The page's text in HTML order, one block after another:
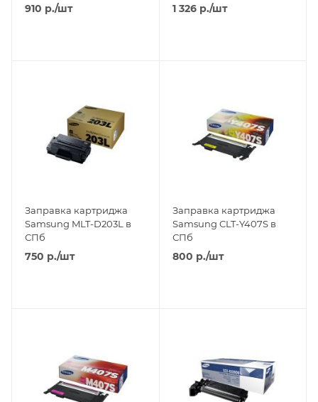
910 р./шт 1 326р./шт
Заправка картриджа
Samsung MLT-D203L в
СПб
750 р./шт
Заправка картриджа
Samsung CLT-Y407S в
СПб
800 р./шт